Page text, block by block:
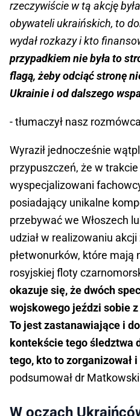
rzeczywiście w tą akcję
obywateli ukraińskich, to
wydał rozkazy i kto
przypadkiem nie była to
flagą, żeby odciąć stronę
Ukrainie i od dalszego
- tłumaczył nasz
Wyraził jednocześnie
przypuszczeń, że w
wyspecjalizowani
posiadający unikalne
przebywać we Włoszech
udział w realizowaniu akcji
płetwonurków, które mają
rosyjskiej floty
okazuje się, że dwóch
wojskowego jeździ sobie
To jest zastanawiające i
kontekście tego śledztwa
tego, kto to zorganizował
podsumował dr
W oczach